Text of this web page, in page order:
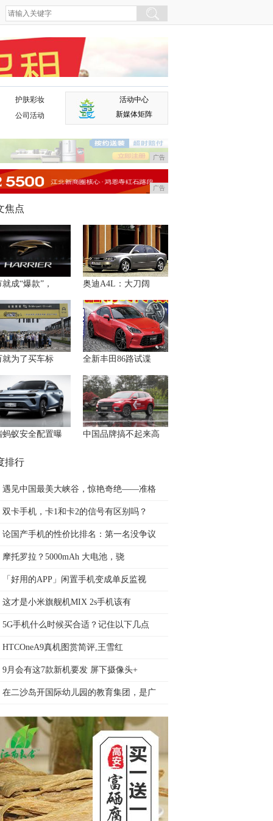
护肤彩妆
公司活动
活动中心
新媒体矩阵
广告
广告
焦点
成“爆款”， 奥迪A4L：大刀阔
就为了买车标 全新丰田86路试谍
蚂蚁安全配置曝 中国品牌搞不起来高
排行
遇见中国最美大峡谷，惊艳奇绝——准格
双卡手机，卡1和卡2的信号有区别吗？
论国产手机的性价比排名：第一名没争议
摩托罗拉？5000mAh 大电池，骁
「好用的APP」闲置手机变成单反监视
这才是小米旗舰机MIX 2s手机该有
5G手机什么时候买合适？记住以下几点
HTCOneA9真机图赏简评,王雪红
9月会有这7款新机要发 屏下摄像头+
在二沙岛开国际幼儿园的教育集团，是广